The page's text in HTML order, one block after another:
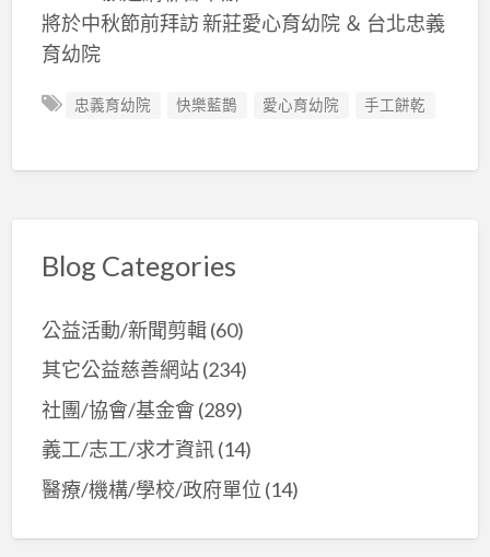
將於中秋節前拜訪 新莊愛心育幼院 ＆ 台北忠義
育幼院
忠義育幼院 快樂藍鵲 愛心育幼院 手工餅乾
Blog Categories
公益活動/新聞剪輯(60)
其它公益慈善網站(234)
社團/協會/基金會 (289)
義工/志工/求才資訊(14)
醫療/機構/學校/政府單位 (14)